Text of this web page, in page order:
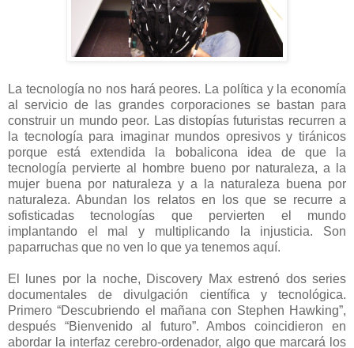
La tecnología no nos hará peores. La política y la economía
al servicio de las grandes corporaciones se bastan para
construir un mundo peor. Las distopías futuristas recurren a
la tecnología para imaginar mundos opresivos y tiránicos
porque está extendida la bobalicona idea de que la
tecnología pervierte al hombre bueno por naturaleza, a la
mujer buena por naturaleza y a la naturaleza buena por
naturaleza. Abundan los relatos en los que se recurre a
sofisticadas tecnologías que pervierten el mundo
implantando el mal y multiplicando la injusticia. Son
paparruchas que no ven lo que ya tenemos aquí.
El lunes por la noche, Discovery Max estrenó dos series
documentales de divulgación científica y tecnológica.
Primero “Descubriendo el mañana con Stephen Hawking”,
después “Bienvenido al futuro”. Ambos coincidieron en
abordar la interfaz cerebro-ordenador, algo que marcará los